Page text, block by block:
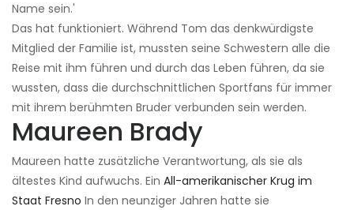
Name sein.'
Das hat funktioniert. Während Tom das denkwürdigste
Mitglied der Familie ist, mussten seine Schwestern alle die
Reise mit ihm führen und durch das Leben führen, da sie
wussten, dass die durchschnittlichen Sportfans für immer
mit ihrem berühmten Bruder verbunden sein werden.
Maureen Brady
Maureen hatte zusätzliche Verantwortung, als sie als
ältestes Kind aufwuchs. Ein All-amerikanischer Krug im
Staat Fresno In den neunziger Jahren hatte sie